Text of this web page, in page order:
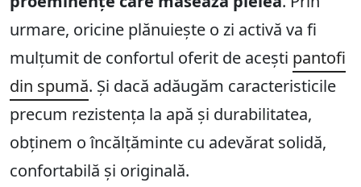
urmare, oricine plănuiește o zi activă va fi
mulțumit de confortul oferit de acești pantofi
din spumă. Și dacă adăugăm caracteristicile
precum rezistența la apă și durabilitatea,
obținem o încălțăminte cu adevărat solidă,
confortabilă și originală.